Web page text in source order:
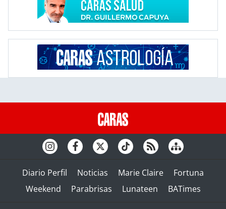
Diario Perfil Noticias Marie Claire
Fortuna
Weekend
Parabrisas Lunateen BATimes